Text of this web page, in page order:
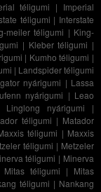
téligumi | Imperial
téligumi | Interstate
meiler téligumi | King-
| Kleber téligumi |
| Kumho téligumi |
| Landspider téligumi
nyárigumi | Lassa
nyárigumi | Leao
Linglong nyárigumi |
téligumi | Matador
téligumi | Maxxis
téligumi | Metzeler
téligumi | Minerva
Mitas téligumi | Mitas
téligumi | Nankang